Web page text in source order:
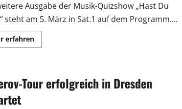
Ausgabe der Musik-Quizshow „Hast Du
steht am 5. März in Sat.1 auf dem Programm....
erfahrenMehr
Informationen
Backexpertin
stellt
Tour erfolgreich in Dresden